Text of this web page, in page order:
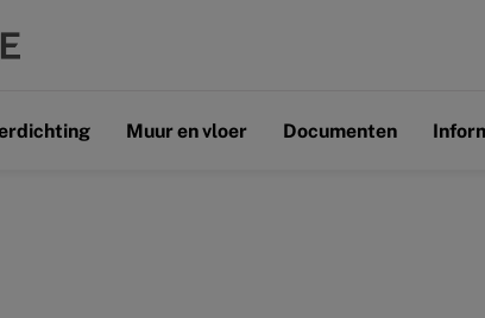
Muur en vloer Documenten